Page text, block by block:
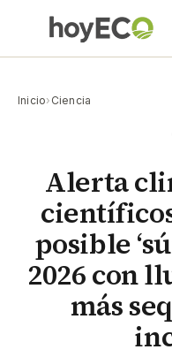
Inicio› Ciencia
Alerta
posible
2026 con
más